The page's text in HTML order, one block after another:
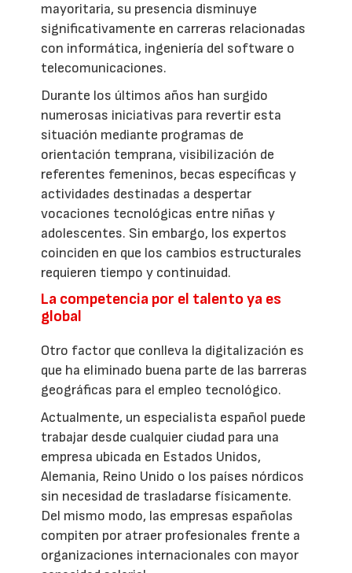
mayoritaria, su presencia disminuye
significativamente en carreras relacionadas
con informática, ingeniería del software o
telecomunicaciones.
Durante los últimos años han surgido
numerosas iniciativas para revertir esta
situación mediante programas de
orientación temprana, visibilización de
referentes femeninos, becas específicas y
actividades destinadas a despertar
vocaciones tecnológicas entre niñas y
adolescentes. Sin embargo, los expertos
coinciden en que los cambios estructurales
requieren tiempo y continuidad.
La competencia por el talento ya es
global
Otro factor que conlleva la digitalización es
que ha eliminado buena parte de las barreras
geográficas para el empleo tecnológico.
Actualmente, un especialista español puede
trabajar desde cualquier ciudad para una
empresa ubicada en Estados Unidos,
Alemania, Reino Unido o los países nórdicos
sin necesidad de trasladarse físicamente.
Del mismo modo, las empresas españolas
compiten por atraer profesionales frente a
organizaciones internacionales con mayor